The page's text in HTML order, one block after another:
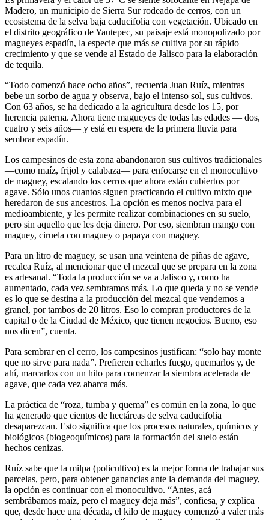
Madero, un municipio de Sierra Sur rodeado de cerros, con un
ecosistema de la selva baja caducifolia con vegetación. Ubicado en
el distrito geográfico de Yautepec, su paisaje está monopolizado por
magueyes espadín, la especie que más se cultiva por su rápido
crecimiento y que se vende al Estado de Jalisco para la elaboración
de tequila.
“Todo comenzó hace ocho años”, recuerda Juan Ruíz, mientras
bebe un sorbo de agua y observa, bajo el intenso sol, sus cultivos.
Con 63 años, se ha dedicado a la agricultura desde los 15, por
herencia paterna. Ahora tiene magueyes de todas las edades — dos,
cuatro y seis años— y está en espera de la primera lluvia para
sembrar espadín.
Los campesinos de esta zona abandonaron sus cultivos tradicionales
—como maíz, frijol y calabaza— para enfocarse en el monocultivo
de maguey, escalando los cerros que ahora están cubiertos por
agave. Sólo unos cuantos siguen practicando el cultivo mixto que
heredaron de sus ancestros. La opción es menos nociva para el
medioambiente, y les permite realizar combinaciones en su suelo,
pero sin aquello que les deja dinero. Por eso, siembran mango con
maguey, ciruela con maguey o papaya con maguey.
Para un litro de maguey, se usan una veintena de piñas de agave,
recalca Ruíz, al mencionar que el mezcal que se prepara en la zona
es artesanal. “Toda la producción se va a Jalisco y, como ha
aumentado, cada vez sembramos más. Lo que queda y no se vende
es lo que se destina a la producción del mezcal que vendemos a
granel, por tambos de 20 litros. Eso lo compran productores de la
capital o de la Ciudad de México, que tienen negocios. Bueno, eso
nos dicen”, cuenta.
Para sembrar en el cerro, los campesinos justifican: “solo hay monte
que no sirve para nada”. Prefieren echarles fuego, quemarlos y, de
ahí, marcarlos con un hilo para comenzar la siembra acelerada de
agave, que cada vez abarca más.
La práctica de “roza, tumba y quema” es común en la zona, lo que
ha generado que cientos de hectáreas de selva caducifolia
desaparezcan. Esto significa que los procesos naturales, químicos y
biológicos (biogeoquímicos) para la formación del suelo están
hechos cenizas.
Ruíz sabe que la milpa (policultivo) es la mejor forma de trabajar sus
parcelas, pero, para obtener ganancias ante la demanda del maguey,
la opción es continuar con el monocultivo. “Antes, acá
sembrábamos maíz, pero el maguey deja más”, confiesa, y explica
que, desde hace una década, el kilo de maguey comenzó a valer más